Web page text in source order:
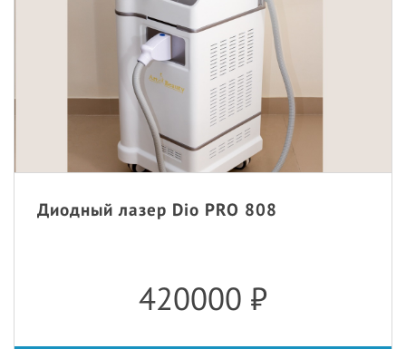
Диодный лазер Dio PRO 808
420000 ₽